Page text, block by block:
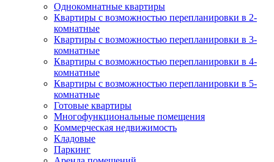
Однокомнатные квартиры
Квартиры с возможностью перепланировки в 2-
комнатные
Квартиры с возможностью перепланировки в 3-
комнатные
Квартиры с возможностью перепланировки в 4-
комнатные
Квартиры с возможностью перепланировки в 5-
комнатные
Готовые квартиры
Многофункциональные помещения
Коммерческая недвижимость
Кладовые
Паркинг